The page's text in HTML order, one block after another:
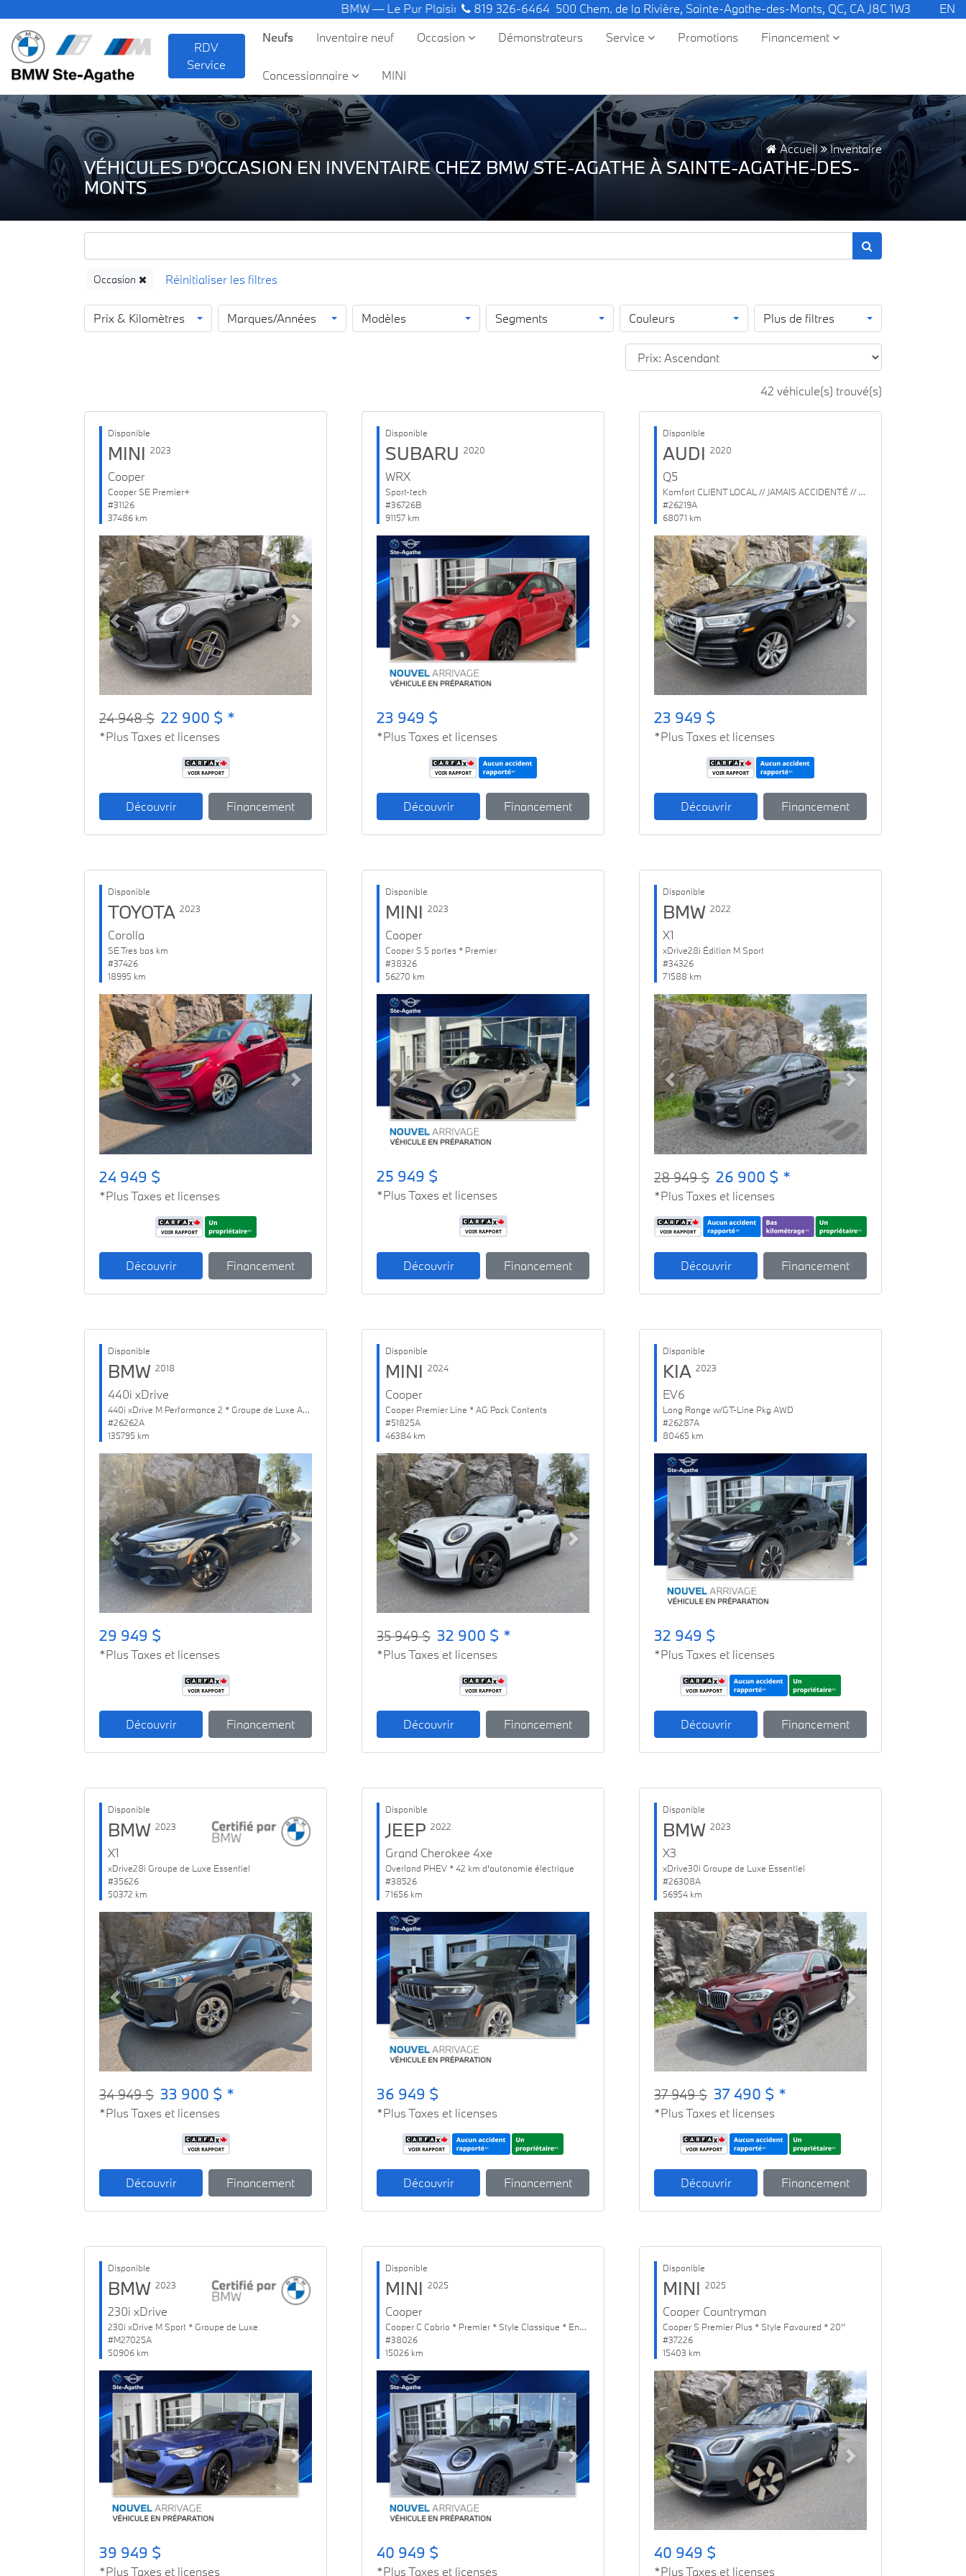
BMW — Le Pur Plaisir de Conduire.819 326-6464 500 Chem. de la Rivière, Sainte-Agathe-des-Monts, QC, CA J8C 1W3 EN
RDV
Service
Neufs Inventaire neuf Occasion Démonstrateurs Service Promotions Financement
Concessionnaire MINI
Accueil Inventaire
VÉHICULES D'OCCASION EN INVENTAIRE CHEZ BMW STE-AGATHE À SAINTE-AGATHE-DES-
MONTS
Occasion
Prix & Kilomètres Marques/Années Modèles Segments Couleurs Plus de filtres
42 véhicule(s) trouvé(s)
Disponible
MINI 2023
Cooper
Cooper SE Premier+
#31126
37486 km
Previous Next
24 948 $ 22 900 $ *
*Plus Taxes et licenses
Découvrir Financement
Disponible
SUBARU 2020
WRX
Sport-tech
#36726B
91157 km
Previous Next
23 949 $
*Plus Taxes et licenses
Découvrir Financement
Disponible
AUDI 2020
Q5
Komfort CLIENT LOCAL // JAMAIS ACCIDENTÉ // 1 SEUL PROPRIO
#26219A
68071 km
Previous Next
23 949 $
*Plus Taxes et licenses
Découvrir Financement
Disponible
TOYOTA 2023
Corolla
SE Tres bas km
#37426
18995 km
Previous Next
24 949 $
*Plus Taxes et licenses
Découvrir Financement
Disponible
MINI 2023
Cooper
Cooper S 5 portes * Premier
#38326
56270 km
Previous Next
25 949 $
*Plus Taxes et licenses
Découvrir Financement
Disponible
BMW 2022
X1
xDrive28i Édition M Sport
#34326
71588 km
Previous Next
28 949 $ 26 900 $ *
*Plus Taxes et licenses
Découvrir Financement
Disponible
BMW 2018
440i xDrive
440i xDrive M Performance 2 * Groupe de Luxe Amélioré
#26262A
135795 km
Previous Next
29 949 $
*Plus Taxes et licenses
Découvrir Financement
Disponible
MINI 2024
Cooper
Cooper Premier Line * AG Pack Contents
#51825A
46384 km
Previous Next
35 949 $ 32 900 $ *
*Plus Taxes et licenses
Découvrir Financement
Disponible
KIA 2023
EV6
Long Range w/GT-Line Pkg AWD
#26287A
80465 km
Previous Next
32 949 $
*Plus Taxes et licenses
Découvrir Financement
Disponible
BMW 2023
X1
xDrive28i Groupe de Luxe Essentiel
#35626
50372 km
Previous Next
34 949 $ 33 900 $ *
*Plus Taxes et licenses
Découvrir Financement
Disponible
JEEP 2022
Grand Cherokee 4xe
Overland PHEV * 42 km d'autonomie électrique
#38526
71656 km
Previous Next
36 949 $
*Plus Taxes et licenses
Découvrir Financement
Disponible
BMW 2023
X3
xDrive30i Groupe de Luxe Essentiel
#26308A
56954 km
Previous Next
37 949 $ 37 490 $ *
*Plus Taxes et licenses
Découvrir Financement
Disponible
BMW 2023
230i xDrive
230i xDrive M Sport * Groupe de Luxe
#M27025A
50906 km
Previous Next
39 949 $
*Plus Taxes et licenses
Disponible
MINI 2025
Cooper
Cooper C Cabrio * Premier * Style Classique * Ens. Confort
#38026
15026 km
Previous Next
40 949 $
*Plus Taxes et licenses
Disponible
MINI 2025
Cooper Countryman
Cooper S Premier Plus * Style Favoured * 20''
#37226
15403 km
Previous Next
40 949 $
*Plus Taxes et licenses